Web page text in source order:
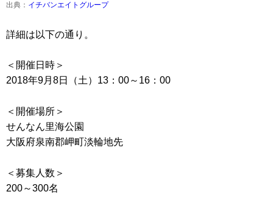
出典： イチバンエイトグループ
詳細は以下の通り。
＜開催日時＞
2018年9月8日（土）13：00～16：00
＜開催場所＞
せんなん里海公園
大阪府泉南郡岬町淡輪地先
＜募集人数＞
200～300名